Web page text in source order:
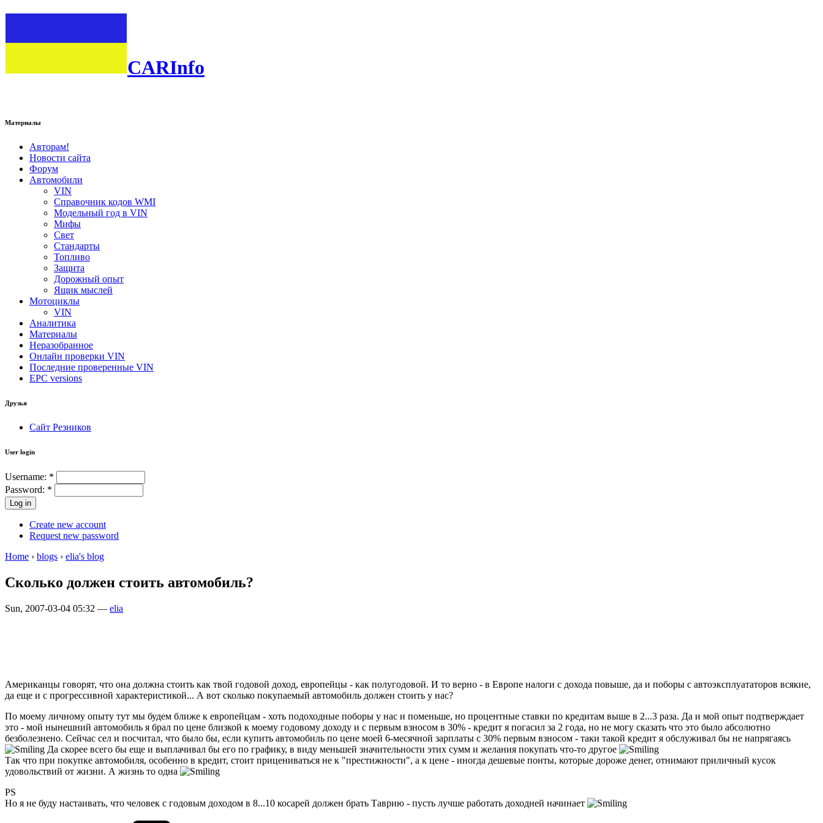
CARInfo
Материалы
Авторам!
Новости сайта
Форум
Автомобили
VIN
Справочник кодов WMI
Модельный год в VIN
Мифы
Свет
Стандарты
Топливо
Защита
Дорожный опыт
Ящик мыслей
Мотоциклы
VIN
Аналитика
Материалы
Неразобранное
Онлайн проверки VIN
Последние проверенные VIN
EPC versions
Друзья
Сайт Резников
User login
Username: *
Password: *
Create new account
Request new password
Home › blogs › elia's blog
Сколько должен стоить автомобиль?
Sun, 2007-03-04 05:32 — elia
Американцы говорят, что она должна стоить как твой годовой доход, европейцы - как полугодовой. И то верно - в Европе налоги с дохода повыше, да и поборы с автоэксплуататоров всякие,
да еще и с прогрессивной характеристикой... А вот сколько покупаемый автомобиль должен стоить у нас?
По моему личному опыту тут мы будем ближе к европейцам - хоть подоходные поборы у нас и поменьше, но процентные ставки по кредитам выше в 2...3 раза. Да и мой опыт подтверждает
это - мой нынешний автомобиль я брал по цене близкой к моему годовому доходу и с первым взносом в 30% - кредит я погасил за 2 года, но не могу сказать что это было абсолютно
безболезнено. Сейчас сел и посчитал, что было бы, если купить автомобиль по цене моей 6-месячной зарплаты с 30% первым взносом - таки такой кредит я обслуживал бы не напрягаясь
Да скорее всего бы еще и выплачивал бы его по графику, в виду меньшей значительности этих сумм и желания покупать что-то другое
Так что при покупке автомобиля, особенно в кредит, стоит прицениваться не к "престижности", а к цене - иногда дешевые понты, которые дороже денег, отнимают приличный кусок
удовольствий от жизни. А жизнь то одна
PS
Но я не буду настаивать, что человек с годовым доходом в 8...10 косарей должен брать Таврию - пусть лучше работать доходней начинает